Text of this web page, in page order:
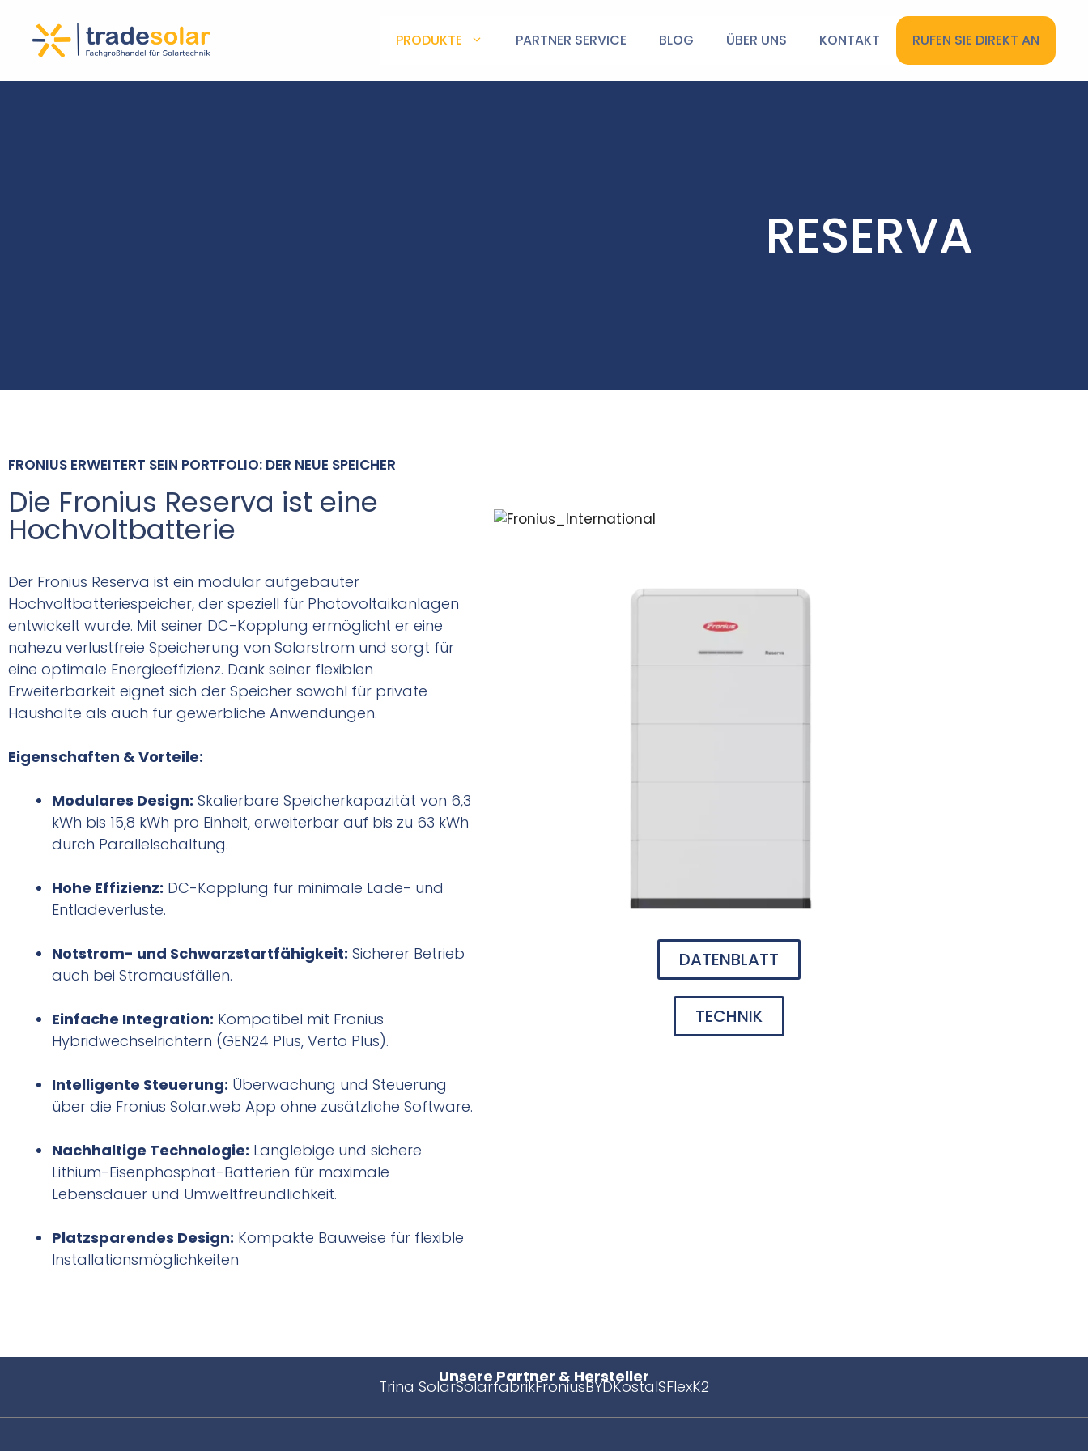
PRODUKTE PARTNER SERVICE BLOG ÜBER UNS KONTAKT RUFEN SIE DIREKT AN
RESERVA
FRONIUS ERWEITERT SEIN PORTFOLIO: DER NEUE SPEICHER
Die Fronius Reserva ist eine
Hochvoltbatterie
Der Fronius Reserva ist ein modular aufgebauter
Hochvoltbatteriespeicher, der speziell für Photovoltaikanlagen
entwickelt wurde. Mit seiner DC-Kopplung ermöglicht er eine
nahezu verlustfreie Speicherung von Solarstrom und sorgt für
eine optimale Energieeffizienz. Dank seiner flexiblen
Erweiterbarkeit eignet sich der Speicher sowohl für private
Haushalte als auch für gewerbliche Anwendungen.
Eigenschaften & Vorteile:
Modulares Design: Skalierbare Speicherkapazität von 6,3
kWh bis 15,8 kWh pro Einheit, erweiterbar auf bis zu 63 kWh
durch Parallelschaltung.
Hohe Effizienz: DC-Kopplung für minimale Lade- und
Entladeverluste.
Notstrom- und Schwarzstartfähigkeit: Sicherer Betrieb
auch bei Stromausfällen.
Einfache Integration: Kompatibel mit Fronius
Hybridwechselrichtern (GEN24 Plus, Verto Plus).
Intelligente Steuerung: Überwachung und Steuerung
über die Fronius Solar.web App ohne zusätzliche Software.
Nachhaltige Technologie: Langlebige und sichere
Lithium-Eisenphosphat-Batterien für maximale
Lebensdauer und Umweltfreundlichkeit.
Platzsparendes Design: Kompakte Bauweise für flexible
Installationsmöglichkeiten
DATENBLATT
TECHNIK
Unsere Partner & Hersteller
Trina SolarSolarfabrikFroniusBYDKostalSFlexK2